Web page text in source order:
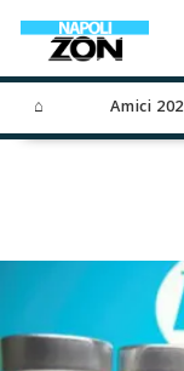
⌂ Amici